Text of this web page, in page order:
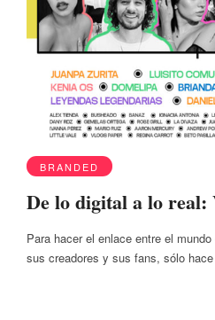
BRANDED
De lo digital a lo
Para hacer el enlace entre el
sus creadores y sus fans, sólo